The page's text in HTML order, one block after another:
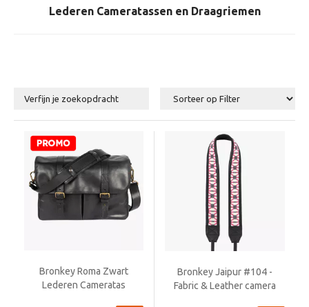
Statieven
Studio
Beeld en bewerking
Verrekijker
Huren
Lederen Cameratassen en Draagriemen
Verfijn je zoekopdracht
Bronkey Roma Zwart
Lederen Cameratas
Bronkey Jaipur #104 -
Fabric & Leather camera